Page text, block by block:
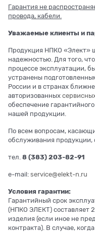
Гарантия не
провода, кабели.
Уважаемые клиенты и
Продукция НПКО «Элект»
надежностью. Для того,
процессе эксплуатации,
устранены
России и в странах
авторизованных
обеспечение
нашей продукции.
По всем вопросам,
обслуживания продукции,
тел. 8 (383) 203-82-91
e-mail: service@elekt-n.ru
Условия гарантии:
Гарантийный срок
(НПКО ЭЛЕКТ) составляет
изделия (если иное не
контракта). В случае,